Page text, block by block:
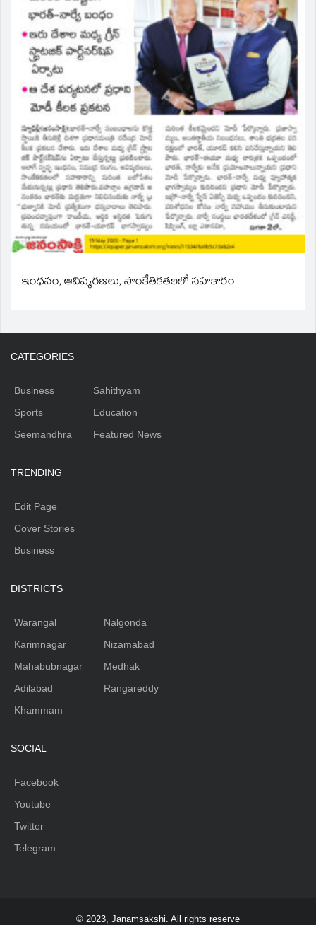
ఇంధనం, ఆవిష్కరణలు, సాంకేతికతలలో సహకారం
CATEGORIES
Business
Sports
Seemandhra
Sahithyam
Education
Featured News
TRENDING
Edit Page
Cover Stories
Business
DISTRICTS
Warangal
Karimnagar
Mahabubnagar
Adilabad
Khammam
Nalgonda
Nizamabad
Medhak
Rangareddy
SOCIAL
Facebook
Youtube
Twitter
Telegram
© 2023, Janamsakshi. All rights reserve